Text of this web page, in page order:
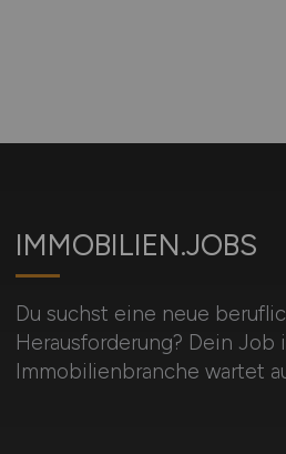
IMMOBILIEN.JOBS
Du suchst eine neue
Herausforderung? Dein Job
Immobilienbranche wartet